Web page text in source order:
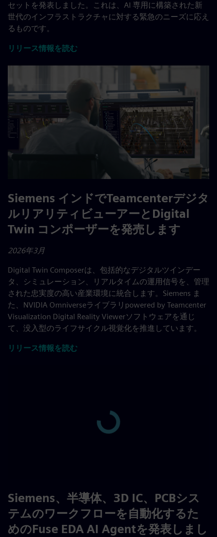
セットを発表しました。これは、AI 専用に構築された新
世代のインフラストラクチャに対する緊急のニーズに応え
るものです。
リリース情報を読む
Siemens インドでTeamcenterデジタ
ルリアリティビューアーとDigital
Twin コンポーザーを発売します
2026年3月
Digital Twin Composerは、包括的なデジタルツインデー
タ、シミュレーション、リアルタイムの運用信号を、管理
された忠実度の高い産業環境に統合します。Siemens ま
た、NVIDIA Omniverseライブラリpowered by Teamcenter
Visualization Digital Reality Viewerソフトウェアを通じ
て、没入型のライフサイクル視覚化を推進しています。
リリース情報を読む
Play
Siemens、半導体、3D IC、PCBシス
テムのワークフローを自動化するた
めのFuse EDA AI Agentを発表しまし